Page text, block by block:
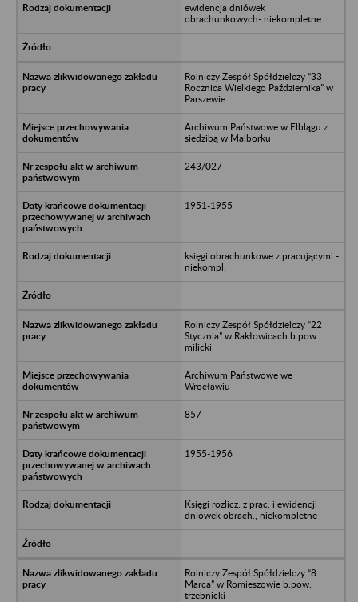
ewidencja dniówek
obrachunkowych- niekompletne
Rolniczy Zespół Spółdzielczy “33
Rocznica Wielkiego Października” w
Parszewie
Archiwum Państwowe w Elblągu z
siedzibą w Malborku
243/027
1951-1955
księgi obrachunkowe z pracującymi -
niekompl.
Rolniczy Zespół Spółdzielczy “22
Stycznia” w Rakłowicach b.pow.
milicki
Archiwum Państwowe we
Wrocławiu
857
1955-1956
Księgi rozlicz. z prac. i ewidencji
dniówek obrach., niekompletne
Rolniczy Zespół Spółdzielczy “8
Marca” w Romieszowie b.pow.
trzebnicki